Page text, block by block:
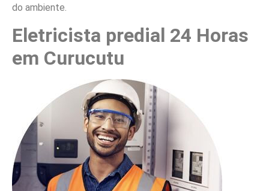
do ambiente.
Eletricista predial 24 Horas
em Curucutu